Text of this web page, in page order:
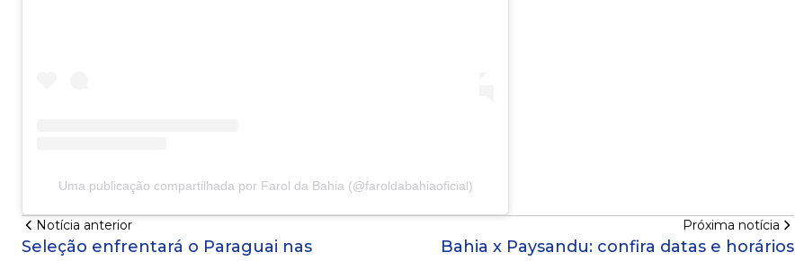
Uma publicação compartilhada por Farol da Bahia (@faroldabahiaoficial)
Notícia anterior
Seleção enfrentará o Paraguai nas
Próxima notícia
Bahia x Paysandu: confira datas e horários